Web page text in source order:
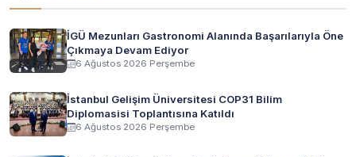
İGÜ Mezunları Gastronomi Alanında Başarılarıyla Öne
Çıkmaya Devam Ediyor
6 Ağustos 2026 Perşembe
İstanbul Gelişim Üniversitesi COP31 Bilim
Diplomasisi Toplantısına Katıldı
6 Ağustos 2026 Perşembe